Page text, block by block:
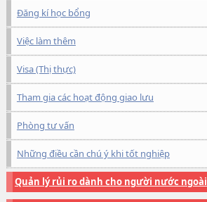
Đăng kí học bổng
Việc làm thêm
Visa (Thị thực)
Tham gia các hoạt động giao lưu
Phòng tư vấn
Những điều cần chú ý khi tốt nghiệp
Quản lý rủi ro dành cho người nước ngoài